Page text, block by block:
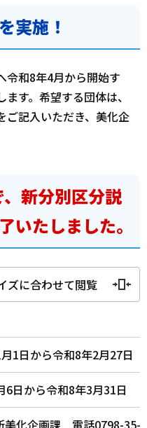
実施！
令和8年4月から開始す
す。希望する団体は、
ご記入いただき、美化企
新分別区分説
いたしました。
ズに合わせて閲覧
1日から令和8年2月27日
6日から令和8年3月31日
美化企画課 電話0798-35-